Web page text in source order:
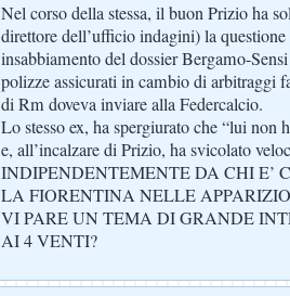
Nel corso della stessa, il buon Prizio ha
direttore dell’ufficio indagini) la
insabbiamento del dossier Bergamo-
polizze assicurati in cambio di arbitraggi
di Rm doveva inviare alla Federcalcio.
Lo stesso ex, ha spergiurato che “lui non
e, all’incalzare di Prizio, ha svicolato
INDIPENDENTEMENTE DA CHI E’
LA FIORENTINA NELLE
VI PARE UN TEMA DI GRANDE
AI 4 VENTI?